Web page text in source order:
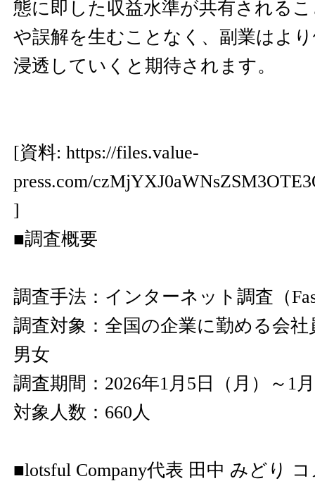
態に即した収益水準が共有される
や誤解を生むことなく、副業はよ
浸透していくと期待されます。
[資料: https://files.value-
press.com/
]
■調査概要
調査手法：インターネット調査（
調査対象：全国の企業に勤める会
男女
調査期間：2026年1月5日（月）～1
対象人数：660人
■lotsful Company代表 田中 みどり